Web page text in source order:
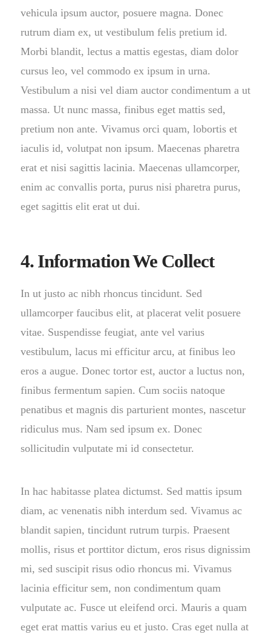
vehicula ipsum auctor, posuere magna. Donec
rutrum diam ex, ut vestibulum felis pretium id.
Morbi blandit, lectus a mattis egestas, diam dolor
cursus leo, vel commodo ex ipsum in urna.
Vestibulum a nisi vel diam auctor condimentum a ut
massa. Ut nunc massa, finibus eget mattis sed,
pretium non ante. Vivamus orci quam, lobortis et
iaculis id, volutpat non ipsum. Maecenas pharetra
erat et nisi sagittis lacinia. Maecenas ullamcorper,
enim ac convallis porta, purus nisi pharetra purus,
eget sagittis elit erat ut dui.
4. Information We Collect
In ut justo ac nibh rhoncus tincidunt. Sed
ullamcorper faucibus elit, at placerat velit posuere
vitae. Suspendisse feugiat, ante vel varius
vestibulum, lacus mi efficitur arcu, at finibus leo
eros a augue. Donec tortor est, auctor a luctus non,
finibus fermentum sapien. Cum sociis natoque
penatibus et magnis dis parturient montes, nascetur
ridiculus mus. Nam sed ipsum ex. Donec
sollicitudin vulputate mi id consectetur.
In hac habitasse platea dictumst. Sed mattis ipsum
diam, ac venenatis nibh interdum sed. Vivamus ac
blandit sapien, tincidunt rutrum turpis. Praesent
mollis, risus et porttitor dictum, eros risus dignissim
mi, sed suscipit risus odio rhoncus mi. Vivamus
lacinia efficitur sem, non condimentum quam
vulputate ac. Fusce ut eleifend orci. Mauris a quam
eget erat mattis varius eu et justo. Cras eget nulla at